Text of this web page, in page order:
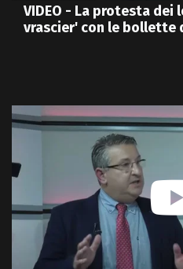
VIDEO - La protesta dei
vrascier' con le bollette